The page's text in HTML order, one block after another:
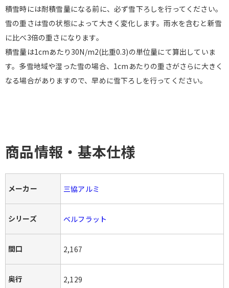
積雪時には耐積雪量になる前に、必ず雪下ろしを行ってください。
雪の重さは雪の状態によって大きく変化します。雨水を含むと新雪
に比べ3倍の重さになります。
積雪量は1cmあたり30N/m2(比重0.3)の単位量にて算出していま
す。多雪地域や湿った雪の場合、1cmあたりの重さがさらに大きく
なる場合がありますので、早めに雪下ろしを行ってください。
商品情報・基本仕様
メーカー 三協アルミ
シリーズ ベルフラット
間口 2,167
奥行 2,129